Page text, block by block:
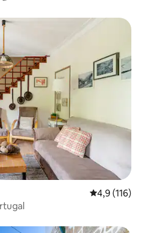
4,9 (116)